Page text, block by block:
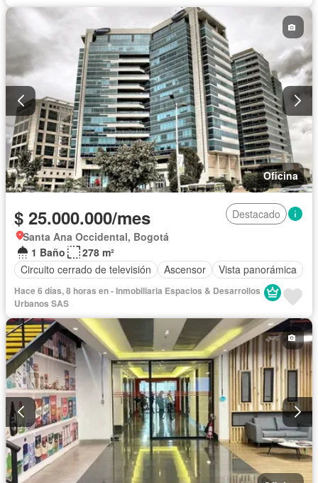
Oficina
$ 25.000.000/mes
Destacado
Santa Ana Occidental, Bogotá
1 Baño
278 m²
Circuito cerrado de televisión
Ascensor Vista panorámica
Hace 6 días, 8 horas en - Inmobiliaria Espacios & Desarrollos
Urbanos SAS